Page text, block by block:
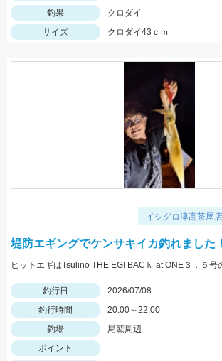
釣果
クロダイ
サイズ
クロダイ43ｃｍ
イシグロ津高茶屋店
堤防エギングでケンサキイカ釣れました！
釣行日
2026/07/08
釣行時間
20:00～22:00
釣場
尾鷲周辺
ポイント